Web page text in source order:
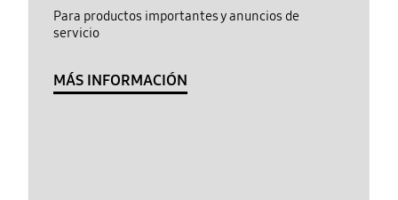
Para productos importantes y anuncios de
servicio
MÁS INFORMACIÓN